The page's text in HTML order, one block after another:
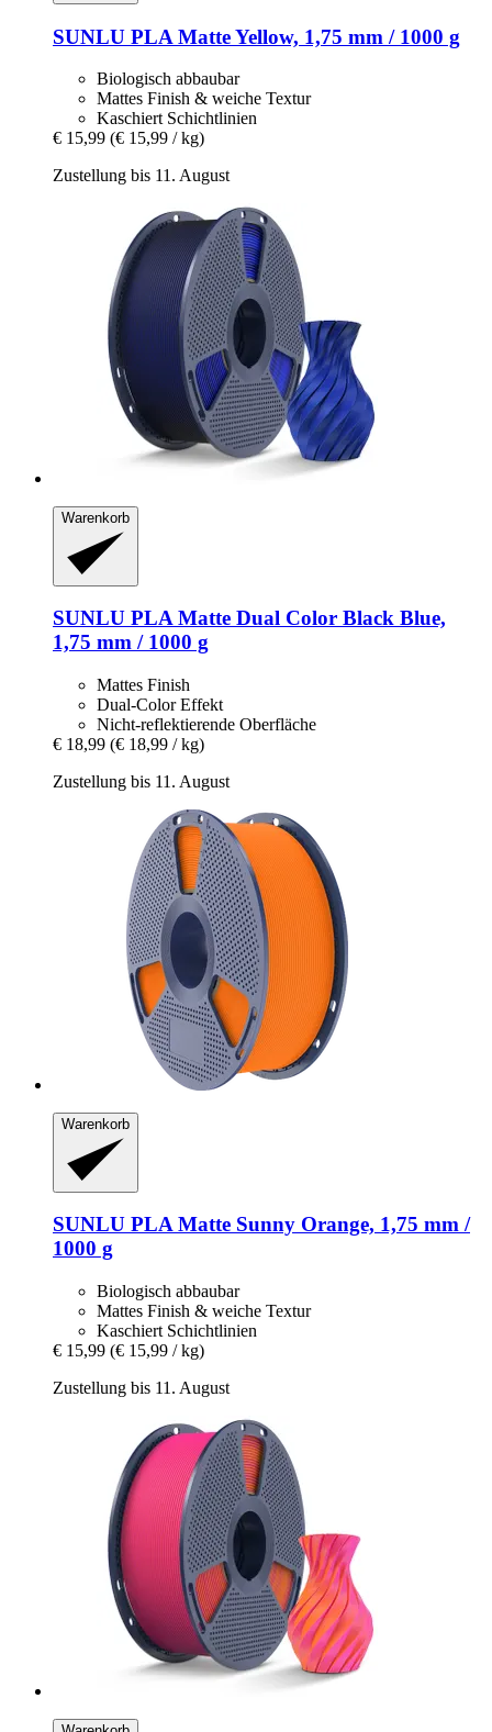
SUNLU PLA Matte Yellow, 1,75 mm / 1000 g
Biologisch abbaubar
Mattes Finish & weiche Textur
Kaschiert Schichtlinien
€ 15,99 (€ 15,99 / kg)
Zustellung bis 11. August
Warenkorb
SUNLU PLA Matte Dual Color Black Blue,
1,75 mm / 1000 g
Mattes Finish
Dual-Color Effekt
Nicht-reflektierende Oberfläche
€ 18,99 (€ 18,99 / kg)
Zustellung bis 11. August
Warenkorb
SUNLU PLA Matte Sunny Orange, 1,75 mm /
1000 g
Biologisch abbaubar
Mattes Finish & weiche Textur
Kaschiert Schichtlinien
€ 15,99 (€ 15,99 / kg)
Zustellung bis 11. August